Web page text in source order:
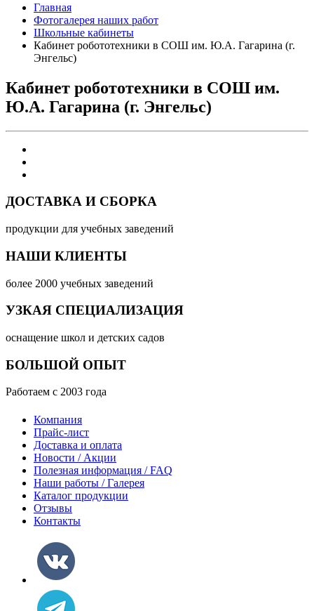
Главная
Фотогалерея наших работ
Школьные кабинеты
Кабинет робототехники в СОШ им. Ю.А. Гагарина (г.
Энгельс)
Кабинет робототехники в СОШ им.
Ю.А. Гагарина (г. Энгельс)
ДОСТАВКА И СБОРКА
продукции для учебных заведений
НАШИ КЛИЕНТЫ
более 2000 учебных заведений
УЗКАЯ СПЕЦИАЛИЗАЦИЯ
оснащение школ и детских садов
БОЛЬШОЙ ОПЫТ
Работаем с 2003 года
Компания
Прайс-лист
Доставка и оплата
Новости / Акции
Полезная информация / FAQ
Наши работы / Галерея
Каталог продукции
Отзывы
Контакты